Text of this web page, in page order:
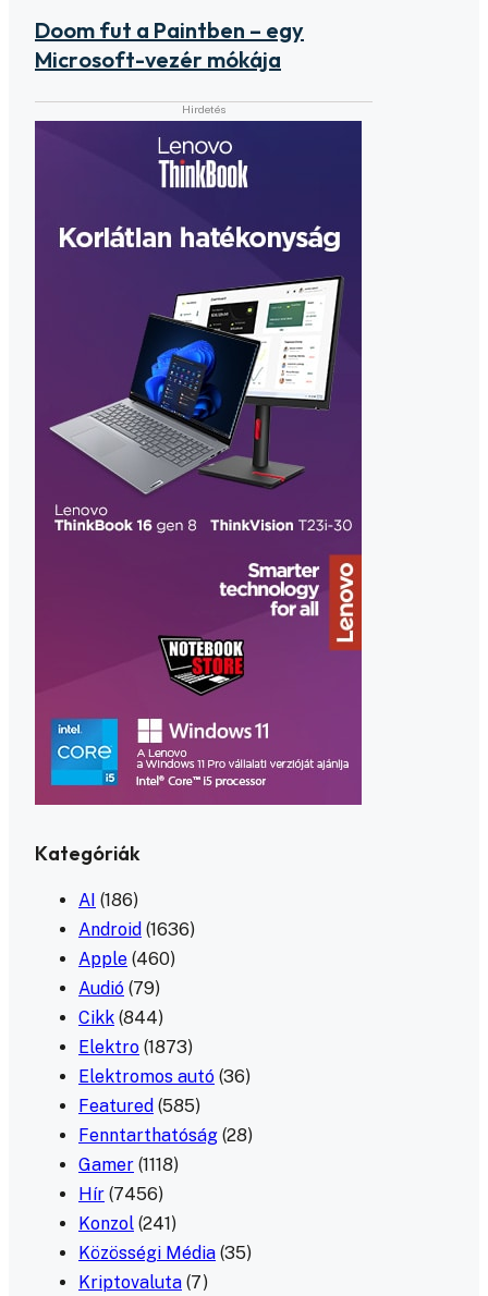
Doom fut a Paintben – egy
Microsoft-vezér mókája
Kategóriák
AI (186)
Android (1636)
Apple (460)
Audió (79)
Cikk (844)
Elektro (1873)
Elektromos autó (36)
Featured (585)
Fenntarthatóság (28)
Gamer (1118)
Hír (7456)
Konzol (241)
Közösségi Média (35)
Kriptovaluta (7)